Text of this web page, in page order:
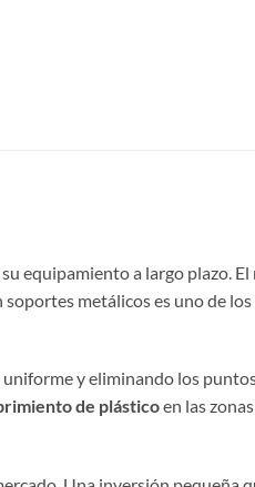
equipamiento a largo plazo.
metálicos es uno de los
y eliminando los
de plásticoen las